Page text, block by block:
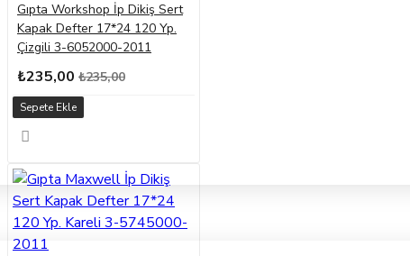
Gıpta Workshop İp Dikiş Sert
Kapak Defter 17*24 120 Yp.
Çizgili 3-6052000-2011
₺235,00 ₺235,00
Sepete Ekle